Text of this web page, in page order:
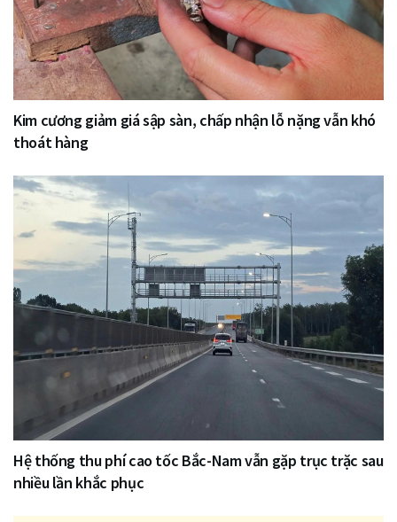
Kim cương giảm giá sập sàn, chấp nhận lỗ nặng vẫn khó
thoát hàng
Hệ thống thu phí cao tốc Bắc-Nam vẫn gặp trục trặc sau
nhiều lần khắc phục